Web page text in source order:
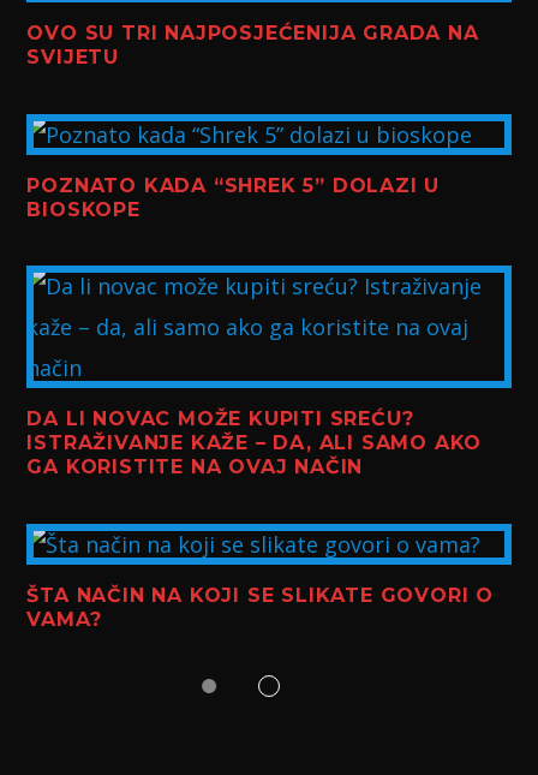
OVO SU TRI NAJPOSJEĆENIJA GRADA NA
SVIJETU
POZNATO KADA “SHREK 5” DOLAZI U
BIOSKOPE
DA LI NOVAC MOŽE KUPITI SREĆU?
ISTRAŽIVANJE KAŽE – DA, ALI SAMO AKO
GA KORISTITE NA OVAJ NAČIN
ŠTA NAČIN NA KOJI SE SLIKATE GOVORI O
VAMA?